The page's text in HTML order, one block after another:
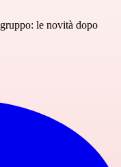
le novità dopo